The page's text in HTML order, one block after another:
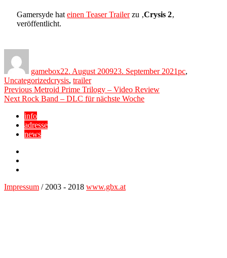
Gamersyde hat einen Teaser Trailerzu ‚Crysis 2‚
veröffentlicht.
gamebox22. August 200923. September 2021pc,
UncategorizedTags
crysis, trailer
Beitragsnavigation
Previous Previous
post:
Metroid Prime Trilogy – Video Review
Next Next
Rock Band – DLC für nächste Woche
info
adresse
news
Impressum / 2003 - 2018 www.gbx.at